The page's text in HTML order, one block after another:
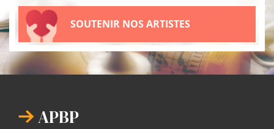
SOUTENIR NOS ARTISTES
APBP